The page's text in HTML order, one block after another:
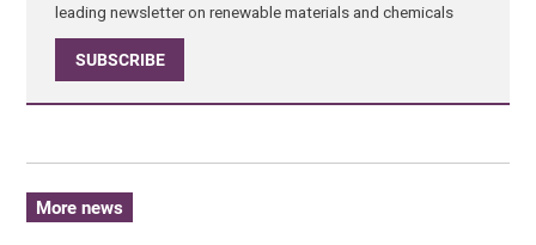
leading newsletter on renewable materials and chemicals
SUBSCRIBE
More news